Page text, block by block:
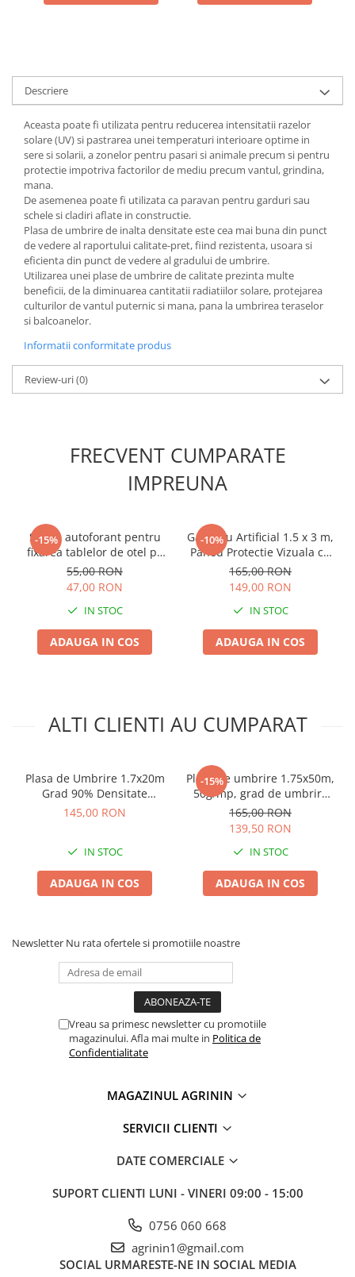
Descriere
Aceasta poate fi utilizata pentru reducerea intensitatii razelor
solare (UV) si pastrarea unei temperaturi interioare optime in
sere si solarii, a zonelor pentru pasari si animale precum si pentru
protectie impotriva factorilor de mediu precum vantul, grindina,
mana.
De asemenea poate fi utilizata ca paravan pentru garduri sau
schele si cladiri aflate in constructie.
Plasa de umbrire de inalta densitate este cea mai buna din punct
de vedere al raportului calitate-pret, fiind rezistenta, usoara si
eficienta din punct de vedere al gradului de umbrire.
Utilizarea unei plase de umbrire de calitate prezinta multe
beneficii, de la diminuarea cantitatii radiatiilor solare, protejarea
culturilor de vantul puternic si mana, pana la umbrirea teraselor
si balcoanelor.
Informatii conformitate produs
Review-uri(0)
FRECVENT CUMPARATE
IMPREUNA
-15%
Surub autoforant pentru
fixarea tablelor de otel pe
suport de lemn 4.8x35 mm
– RAL8017 (maro ciocolatiu)
– 250 buc/cutie
55,00 RON
47,00 RON
IN STOC
ADAUGA IN COS
-10%
Gard Viu Artificial 1.5 x 3 m,
Panou Protectie Vizuala cu
Frunze G01, Micul Fermier
165,00 RON
149,00 RON
IN STOC
ADAUGA IN COS
ALTI CLIENTI AU CUMPARAT
Plasa de Umbrire 1.7x20m
Grad 90% Densitate
120g/mp - Protectie Sere,
145,00 RON
IN STOC
ADAUGA IN COS
-15%
Plasa de umbrire 1.75x50m,
50g/mp, grad de umbrire
50%
165,00 RON
139,50 RON
IN STOC
ADAUGA IN COS
Newsletter Nu rata ofertele si promotiile noastre
Vreau sa primesc newsletter cu promotiile
magazinului. Afla mai multe in Politica de
Confidentialitate
MAGAZINUL AGRININ
SERVICII CLIENTI
DATE COMERCIALE
SUPORT CLIENTI LUNI - VINERI 09:00 - 15:00
0756 060 668
agrinin1@gmail.com
SOCIAL URMARESTE-NE IN SOCIAL MEDIA